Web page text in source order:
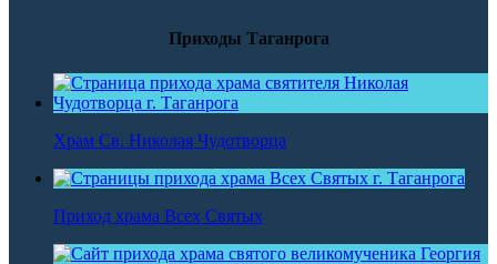
Приходы Таганрога
Храм Св. Николая Чудотворца
Приход храма Всех Святых